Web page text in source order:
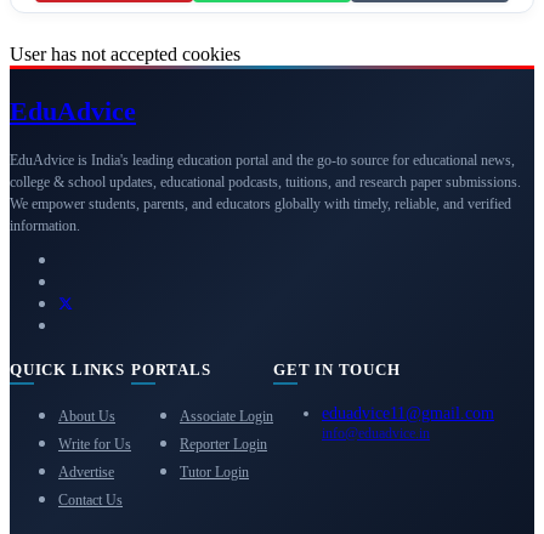
User has not accepted cookies
EduAdvice
EduAdvice is India's leading education portal and the go-to source for educational news,
college & school updates, educational podcasts, tuitions, and research paper submissions.
We empower students, parents, and educators globally with timely, reliable, and verified
information.
QUICK LINKS
About Us
Write for Us
Advertise
Contact Us
PORTALS
Associate Login
Reporter Login
Tutor Login
GET IN TOUCH
eduadvice11@gmail.com
info@eduadvice.in